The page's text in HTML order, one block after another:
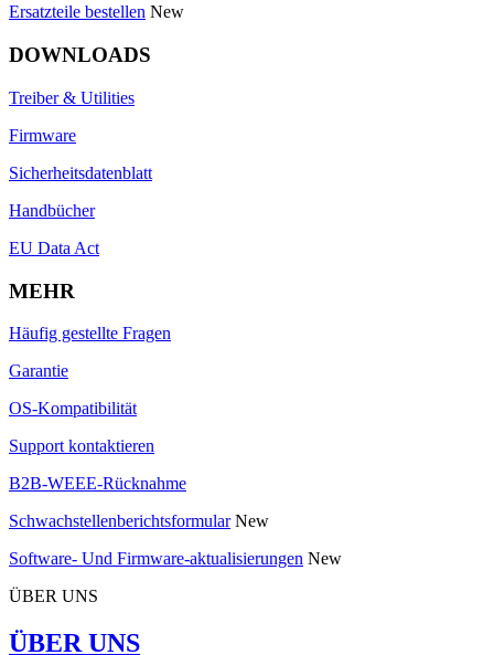
Ersatzteile bestellen New
DOWNLOADS
Treiber & Utilities
Firmware
Sicherheitsdatenblatt
Handbücher
EU Data Act
MEHR
Häufig gestellte Fragen
Garantie
OS-Kompatibilität
Support kontaktieren
B2B-WEEE-Rücknahme
Schwachstellenberichtsformular New
Software- Und Firmware-aktualisierungen New
ÜBER UNS
ÜBER UNS